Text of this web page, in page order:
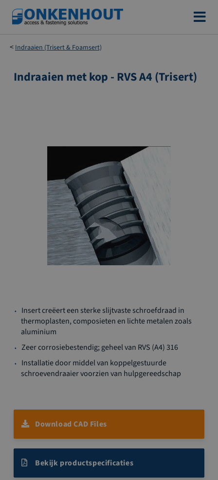
Ga
naar
de
inhoud
Indraaien (Trisert & Foamsert)
Ga
Indraaien met kop - RVS A4 (Trisert)
naar
het
begin
van
afbeeldingen-
gallerij
Insert creëert een sterke slijtvaste schroefdraad in
thermoplasten, composieten en lichte metalen zoals
aluminium
Zeer corrosiebestendig; geheel van RVS (A4) 316
Installatie door middel van koppelgestuurde
schroevendraaier voorzien van hulpgereedschap
Download CAD Files
Bekijk productspecificaties